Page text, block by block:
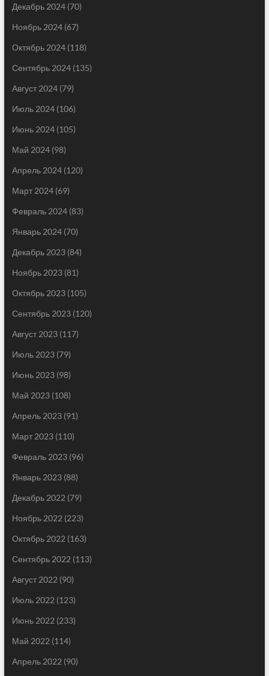
Декабрь 2024(70)
Ноябрь 2024(67)
Октябрь 2024(118)
Сентябрь 2024(135)
Август 2024(79)
Июль 2024(106)
Июнь 2024(105)
Май 2024(98)
Апрель 2024(120)
Март 2024(69)
Февраль 2024(83)
Январь 2024(70)
Декабрь 2023(84)
Ноябрь 2023(81)
Октябрь 2023(105)
Сентябрь 2023(120)
Август 2023(117)
Июль 2023(79)
Июнь 2023(98)
Май 2023(108)
Апрель 2023(91)
Март 2023(110)
Февраль 2023(96)
Январь 2023(88)
Декабрь 2022 (79)
Ноябрь 2022 (223)
Октябрь 2022 (163)
Сентябрь 2022 (113)
Август 2022 (90)
Июль 2022 (123)
Июнь 2022 (233)
Май 2022 (114)
Апрель 2022 (90)